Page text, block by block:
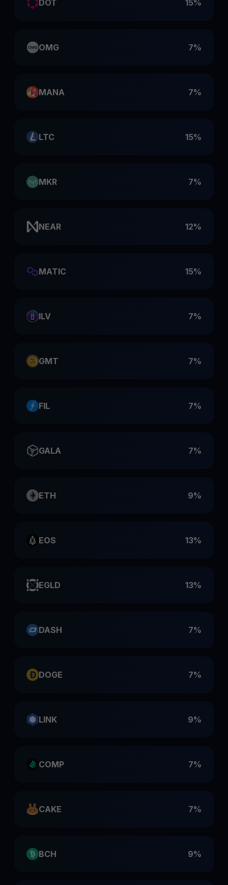
DOT 15%
OMG 7%
MANA 7%
LTC 15%
MKR 7%
NEAR 12%
MATIC 15%
ILV 7%
GMT 7%
FIL 7%
GALA 7%
ETH 9%
EOS 13%
EGLD 13%
DASH 7%
DOGE 7%
LINK 9%
COMP 7%
CAKE 7%
BCH 9%